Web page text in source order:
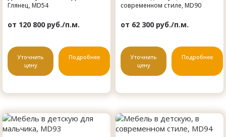
Глянец, MD54
от 120 800 руб./п.м.
Уточнить
цену
Подробнее
современном стиле, MD90
от 62 300 руб./п.м.
Уточнить
цену
Подробнее